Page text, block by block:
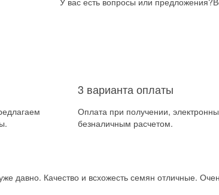
3 варианта оплаты
Оплата при получении,
безналичным расчетом.
Качество и всхожесть семян отличные.